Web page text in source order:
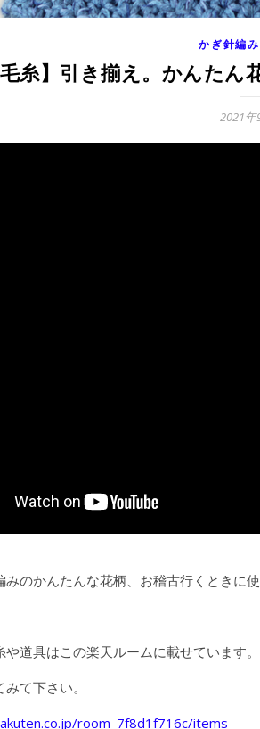
かぎ針編み
毛糸】引き揃え。かんた
2021年
のかんたんな花柄、お稽古行くときに
道具はこの楽天ルームに載せています。
て下さい。
room_7f8d1f716c/items